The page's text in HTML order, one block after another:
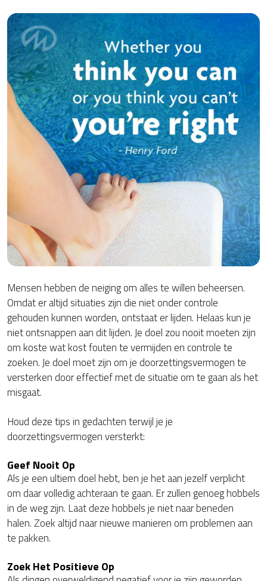
Mensen hebben de neiging om alles te willen beheersen.
Omdat er altijd situaties zijn die niet onder controle
gehouden kunnen worden, ontstaat er lijden. Helaas kun je
niet ontsnappen aan dit lijden. Je doel zou nooit moeten zijn
om koste wat kost fouten te vermijden en controle te
zoeken. Je doel moet zijn om je doorzettingsvermogen te
versterken door effectief met de situatie om te gaan als het
misgaat.
Houd deze tips in gedachten terwijl je je
doorzettingsvermogen versterkt:
Geef Nooit Op
Als je een ultiem doel hebt, ben je het aan jezelf verplicht
om daar volledig achteraan te gaan. Er zullen genoeg hobbels
in de weg zijn. Laat deze hobbels je niet naar beneden
halen. Zoek altijd naar nieuwe manieren om problemen aan
te pakken.
Zoek Het Positieve Op